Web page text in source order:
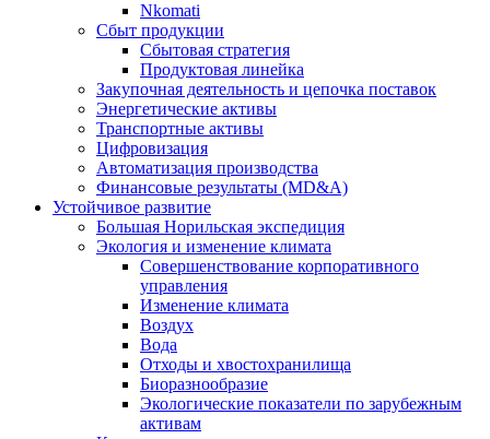
Nkomati
Сбыт продукции
Сбытовая стратегия
Продуктовая линейка
Закупочная деятельность и цепочка поставок
Энергетические активы
Транспортные активы
Цифровизация
Автоматизация производства
Финансовые результаты (MD&A)
Устойчивое развитие
Большая Норильская экспедиция
Экология и изменение климата
Совершенствование корпоративного
управления
Изменение климата
Воздух
Вода
Отходы и хвостохранилища
Биоразнообразие
Экологические показатели по зарубежным
активам